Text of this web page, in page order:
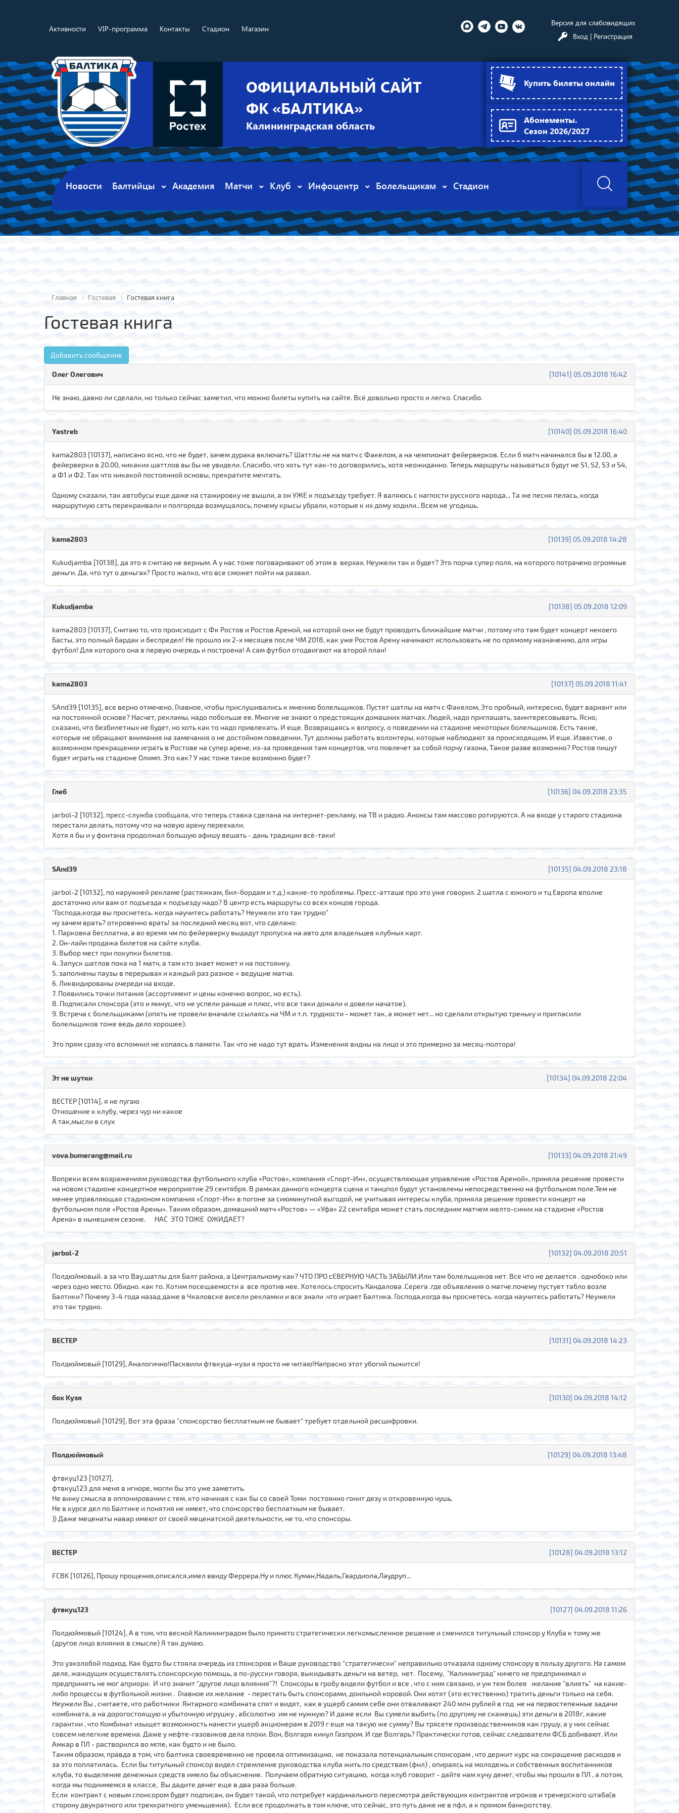
Активности VIP-программа Контакты Стадион Магазин
Версия для слабовидящих
Вход | Регистрация
ОФИЦИАЛЬНЫЙ САЙТ
ФК «БАЛТИКА»
Калининградская область
Купить билеты онлайн
Абонементы.
Сезон 2026/2027
Новости Балтийцы Академия Матчи Клуб Инфоцентр Болельщикам Стадион
Главная Гостевая Гостевая книга
Гостевая книга
Добавить сообщение
[10141] 05.09.2018 16:42
Олег Олегович
Не знаю, давно ли сделали, но только сейчас заметил, что можно билеты купить на сайте. Всё довольно просто и легко. Спасибо.
[10140] 05.09.2018 16:40
Yastreb
kama2803 [10137], написано ясно, что не будет, зачем дурака включать? Шаттлы не на матч с Факелом, а на чемпионат фейерверков. Если б матч начинался бы в 12.00, а
фейерверки в 20.00, никаких шаттлов вы бы не увидели. Спасибо, что хоть тут как-то договорились, хотя неожиданно. Теперь маршруты называться будут не S1, S2, S3 и S4,
а Ф1 и Ф2. Так что никакой постоянной основы, прекратите мечтать.
Одному сказали, так автобусы еще даже на стажировку не вышли, а он УЖЕ к подъезду требует. Я валяюсь с наглости русского народа... Та же песня пелась, когда
маршрутную сеть перекраивали и полгорода возмущалось, почему крысы убрали, которые к их дому ходили.. Всем не угодишь.
[10139] 05.09.2018 14:28
kama2803
Kukudjamba [10138], да это я считаю не верным. А у нас тоже поговаривают об этом в верхах. Неужели так и будет? Это порча супер поля, на которого потрачено огромные
деньги. Да, что тут о деньгах? Просто жалко, что все сможет пойти на развал.
[10138] 05.09.2018 12:09
Kukudjamba
kama2803 [10137], Считаю то, что происходит с Фк Ростов и Ростов Ареной, на которой они не будут проводить ближайшие матчи , потому что там будет концерт некоего
Басты, это полный бардак и беспредел! Не прошло их 2-х месяцев после ЧМ 2018, как уже Ростов Арену начинают использовать не по прямому назначению, для игры
футбол! Для которого она в первую очередь и построена! А сам футбол отодвигают на второй план!
[10137] 05.09.2018 11:41
kama2803
SAnd39 [10135], все верно отмечено. Главное, чтобы прислушивались к мнению болельщиков. Пустят шатлы на матч с Факелом, Это пробный, интересно, будет вариант или
на постоянной основе? Насчет, рекламы, надо побольше ее. Многие не знают о предстоящих домашних матчах. Людей, надо приглашать, заинтересовывать. Ясно,
сказано, что безбилетных не будет, но хоть как то надо привлекать. И еще. Возвращаясь к вопросу, о поведении на стадионе некоторых болельщиков. Есть такие,
которые не обращают внимания на замечания о не достойном поведении. Тут должны работать волонтеры, которые наблюдают за происходящим. И еще. Известие, о
возможном прекращении играть в Ростове на супер арене, из-за проведения там концертов, что повлечет за собой порчу газона, Такое разве возможно? Ростов пишут
будет играть на стадионе Олимп. Это как? У нас тоже такое возможно будет?
[10136] 04.09.2018 23:35
Глеб
jarbol-2 [10132], пресс-служба сообщала, что теперь ставка сделана на интернет-рекламу, на ТВ и радио. Анонсы там массово ротируются. А на входе у старого стадиона
перестали делать, потому что на новую арену переехали.
Хотя я бы и у фонтана продолжал большую афишу вешать - дань традиции всё-таки!
[10135] 04.09.2018 23:18
SAnd39
jarbol-2 [10132], по наружней рекламе (растяжкам, бил-бордам и т.д.) какие-то проблемы. Пресс-атташе про это уже говорил. 2 шатла с южного и тц Европа вполне
достаточно или вам от подъезда к подъезду надо? В центр есть маршруты со всех концов города.
"Господа,когда вы проснетесь. когда научитесь работать? Неужели это так трудно"
ну зачем врать? откровенно врать! за последний месяц вот, что сделано:
1. Парковка бесплатна, а во время чм по фейерверку выдадут пропуска на авто для владельцев клубных карт.
2. Он-лайн продажа билетов на сайте клуба.
3. Выбор мест при покупки билетов.
4. Запуск шатлов пока на 1 матч, а там кто знает может и на постоянку.
5. заполнены паузы в перерывах и каждый раз разное + ведущие матча.
6. Ликвидированы очереди на входе.
7. Появились точки питания (ассортимент и цены конечно вопрос, но есть).
8. Подписали спонсора (это и минус, что не успели раньше и плюс, что все таки дожали и довели начатое).
9. Встреча с болельщиками (опять не провели вначале ссылаясь на ЧМ и т.п. трудности - может так, а может нет... но сделали открытую треньку и пригласили
болельщиков тоже ведь дело хорошее).
Это прям сразу что вспомнил не копаясь в памяти. Так что не надо тут врать. Изменения видны на лицо и это примерно за месяц-полтора!
[10134] 04.09.2018 22:04
Эт не шутки
ВЕСТЕР [10114], я не пугаю
Отношение к клубу, через чур ни какое
А так,мысли в слух
[10133] 04.09.2018 21:49
vova.bumerang@mail.ru
Вопреки всем возражениям руководства футбольного клуба «Ростов», компания «Спорт-Ин», осуществляющая управление «Ростов Ареной», приняла решение провести
на новом стадионе концертное мероприятие 29 сентября. В рамках данного концерта сцена и танцпол будут установлены непосредственно на футбольном поле.Тем не
менее управляющая стадионом компания «Спорт-Ин» в погоне за сиюминутной выгодой, не учитывая интересы клуба, приняла решение провести концерт на
футбольном поле «Ростов Арены». Таким образом, домашний матч «Ростов» — «Уфа» 22 сентября может стать последним матчем желто-синих на стадионе «Ростов
Арена» в нынешнем сезоне. НАС ЭТО ТОЖЕ ОЖИДАЕТ?
[10132] 04.09.2018 20:51
jarbol-2
Полдюймовый. а за что Вау,шатлы для Балт района, а Центральному как? ЧТО ПРО сЕВЕРНУЮ ЧАСТЬ ЗАБЫЛИ.Или там болельщиков нет. Все что не делается . однобоко или
через одно место. Обидно. как то. Хотим посещаемости а все против нее. Хотелось спросить Кандалова .Серега .где объявления о матче.почему пустует табло возле
Балтики? Почему 3-4 года назад даже в Чкаловске висели рекламки и все знали .что играет Балтика. Господа,когда вы проснетесь. когда научитесь работать? Неужели
это так трудно.
[10131] 04.09.2018 14:23
ВЕСТЕР
Полдюймовый [10129], Аналогично!Пасквили фтвкуца-кузи я просто не читаю!Напрасно этот убогий пыжится!
[10130] 04.09.2018 14:12
бох Кузя
Полдюймовый [10129], Вот эта фраза "спонсорство бесплатным не бывает" требует отдельной расшифровки.
[10129] 04.09.2018 13:48
Полдюймовый
фтвкуц123 [10127],
фтвкуц123 для меня в игноре, могли бы это уже заметить.
Не вижу смысла в оппонировании с тем, кто начиная с как бы со своей Томи постоянно гонит дезу и откровенную чушь.
Не в курсе дел по Балтике и понятия не имеет, что спонсорство бесплатным не бывает.
)) Даже меценаты навар имеют от своей меценатской деятельности, не то, что спонсоры.
[10128] 04.09.2018 13:12
ВЕСТЕР
FСBK [10126], Прошу прощения,описался,имел ввиду Феррера.Ну и плюс Куман,Надаль,Гвардиола,Лаудруп...
[10127] 04.09.2018 11:26
фтвкуц123
Полдюймовый [10124], А в том, что весной Калининградом было принято стратегически легкомысленное решение и сменился титульный спонсор у Клуба к тому же
(другое лицо влияния в смысле) Я так думаю.
Это узколобой подход. Как будто бы стояла очередь из спонсоров и Ваше руководство "стратегически" неправильно отказала одному спонсору в пользу другого. На самом
деле, жаждущих осуществлять спонсорскую помощь, а по-русски говоря, выкидывать деньги на ветер, нет. Посему, "Калининград" ничего не предпринимал и
предпринять не мог априори. И что значит "другое лицо влияния"?! Спонсоры в гробу видели футбол и все , что с ним связано, и уж тем более желание "влиять" на какие-
либо процессы в футбольной жизни . Главное их желание - перестать быть спонсорами, доильной коровой. Они хотят (это естественно) тратить деньги только на себя.
Неужели Вы , считаете, что работники Янтарного комбината спят и видят, как в ущерб самим себе они отваливают 240 млн рублей в год не на первостепенные задачи
комбината, а на дорогостоящую и убыточную игрушку , абсолютно им не нужную? И даже если Вы сумели выбить (по другому не скажешь) эти деньги в 2018г, какие
гарантии , что Комбинат изыщет возможность нанести ущерб акционерам в 2019 г еще на такую же сумму? Вы трясете производственников как грушу, а у них сейчас
совсем нелегкие времена. Даже у нефте-газовиков дела плохи. Вон, Волгаря кинул Газпром. И где Волгарь? Практически готов, сейчас следователи ФСБ добивают. Или
Амкар в ПЛ - растворился во мгле, как будто и не было.
Таким образом, правда в том, что Балтика своевременно не провела оптимизацию, не показала потенциальным спонсорам , что держит курс на сокращение расходов и
за это поплатилась. Если бы титульный спонсор видел стремление руководства клуба жить по средствам (фнл) , опираясь на молодежь и собственных воспитанников
клуба, то выделение денежных средств имело бы объяснение. Получаем обратную ситуацию, когда клуб говорит - дайте нам кучу денег, чтобы мы прошли в ПЛ , а потом,
когда мы поднимемся в классе, Вы дадите денег еще в два раза больше.
Если контракт с новым спонсором будет подписан, он будет такой, что потребует кардинального пересмотра действующих контрактов игроков и тренерского штаба(в
сторону двукратного или трехкратного уменьшения). Если все продолжать в том ключе, что сейчас, это путь даже не в пфл, а к прямом банкротству.